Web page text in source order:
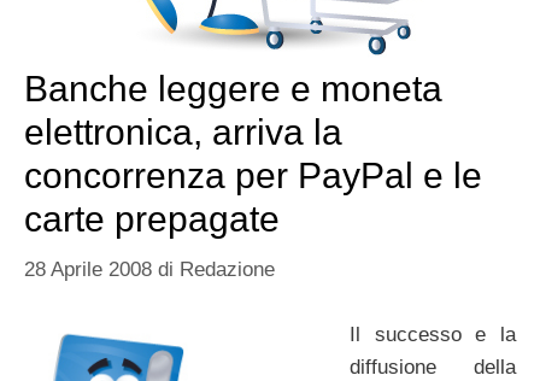
Banche leggere e moneta
elettronica, arriva la
concorrenza per PayPal e le
carte prepagate
28 Aprile 2008 di Redazione
Il successo e la
diffusione della